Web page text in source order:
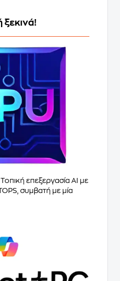
ξεκινά!
επεξεργασία AI με
συμβατή με μία